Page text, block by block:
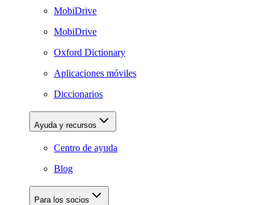
MobiDrive
MobiDrive
Oxford Dictionary
Aplicaciones móviles
Diccionarios
Ayuda y recursos
Centro de ayuda
Blog
Para los socios